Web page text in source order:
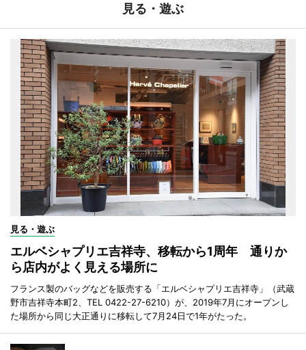
見る・遊ぶ
見る・遊ぶ
エルベシャプリエ吉祥寺、移転から1周年 通りか
ら店内がよく見える場所に
フランス製のバッグなどを販売する「エルベシャプリエ吉祥寺」（武蔵
野市吉祥寺本町2、TEL 0422-27-6210）が、2019年7月にオープンし
た場所から同じ大正通りに移転して7月24日で1年がたった。